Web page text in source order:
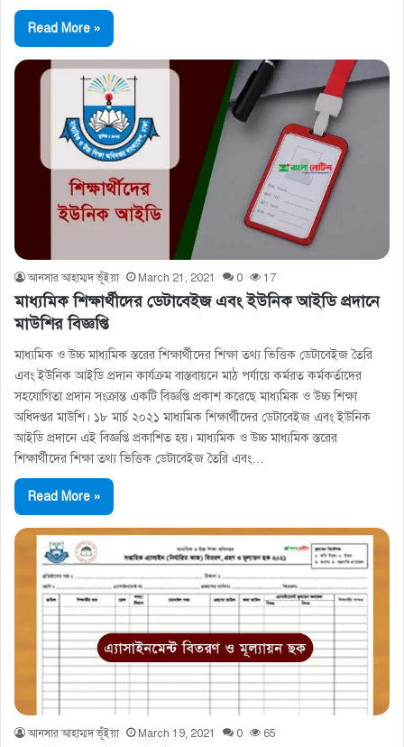
Read More »
আনসার আহাম্মদ ভূঁইয়া March 21, 2021 0 17
মাধ্যমিক শিক্ষার্থীদের ডেটাবেইজ এবং ইউনিক আইডি প্রদানে
মাউশির বিজ্ঞপ্তি
মাধ্যমিক ও উচ্চ মাধ্যমিক স্তরের শিক্ষার্থীদের শিক্ষা তথ্য ভিত্তিক ডেটাবেইজ তৈরি
এবং ইউনিক আইডি প্রদান কার্যক্রম বাস্তবায়নে মাঠ পর্যায়ে কর্মরত কর্মকর্তাদের
সহযোগিতা প্রদান সংক্রান্ত একটি বিজ্ঞপ্তি প্রকাশ করেছে মাধ্যমিক ও উচ্চ শিক্ষা
অধিদপ্তর মাউশি। ১৮ মার্চ ২০২১ মাধ্যমিক শিক্ষার্থীদের ডেটাবেইজ এবং ইউনিক
আইডি প্রদানে এই বিজ্ঞপ্তি প্রকাশিত হয়। মাধ্যমিক ও উচ্চ মাধ্যমিক স্তরের
শিক্ষার্থীদের শিক্ষা তথ্য ভিত্তিক ডেটাবেইজ তৈরি এবং…
Read More »
আনসার আহাম্মদ ভূঁইয়া March 19, 2021 0 65